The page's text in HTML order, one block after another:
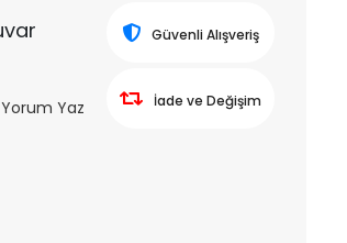
Yorum Yaz
Güvenli Alışveriş
İade ve Değişim